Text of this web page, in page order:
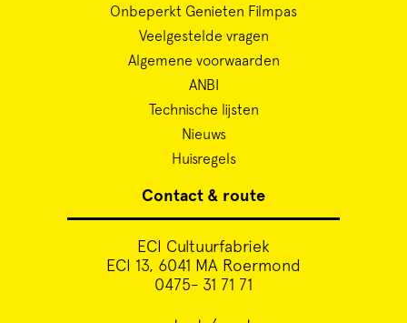
Onbeperkt Genieten Filmpas
Veelgestelde vragen
Algemene voorwaarden
ANBI
Technische lijsten
Nieuws
Huisregels
Contact & route
ECI Cultuurfabriek
ECI 13, 6041 MA Roermond
0475- 31 71 71